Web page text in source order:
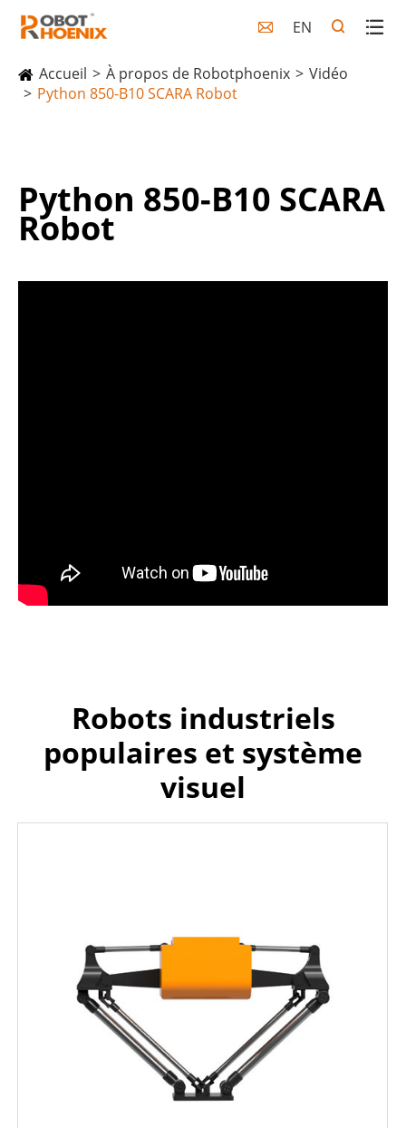
 EN
Accueil À propos de Robotphoenix
Vidéo
Python 850-B10 SCARA Robot
Python 850-B10 SCARA
Robot
Robots industriels
populaires et système
visuel